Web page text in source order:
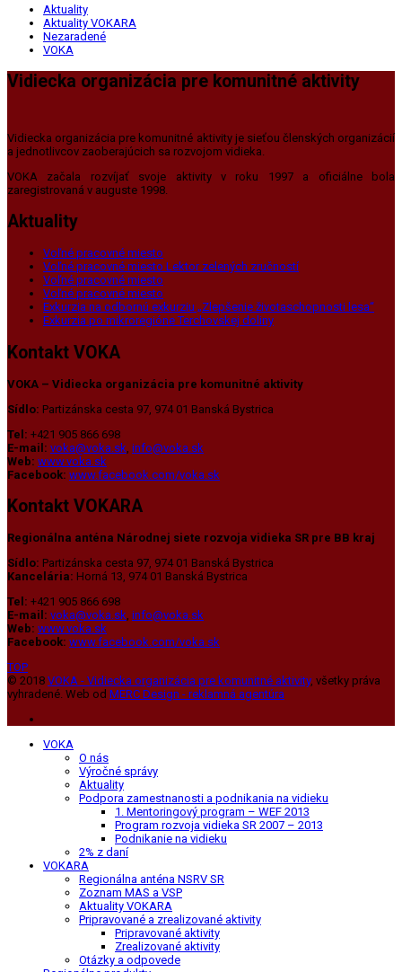
Aktuality
Aktuality VOKARA
Nezaradené
VOKA
Vidiecka organizácia pre komunitné aktivity
Vidiecka organizácia pre komunitné aktivity je sieťou členských organizácií
a jednotlivcov zaoberajúcich sa rozvojom vidieka.
VOKA začala rozvíjať svoje aktivity v roku 1997 a oficiálne bola
zaregistrovaná v auguste 1998.
Aktuality
Voľné pracovné miesto
Voľné pracovné miesto Lektor zelených zručností
Voľné pracovné miesto
Voľné pracovné miesto
Exkurzia na odbornú exkurziu „Zlepšenie životaschopnosti lesa“
Exkurzia po mikroregióne Terchovskej doliny
Kontakt VOKA
VOKA – Vidiecka organizácia pre komunitné aktivity
Sídlo: Partizánska cesta 97, 974 01 Banská Bystrica
Tel: +421 905 866 698
E-mail: voka@voka.sk info@voka.sk
Web: www.voka.sk
Facebook: www.facebook.com/voka.sk
Kontakt VOKARA
Regionálna anténa Národnej siete rozvoja vidieka SR pre BB kraj
Sídlo: Partizánska cesta 97, 974 01 Banská Bystrica
Kancelária: Horná 13, 974 01 Banská Bystrica
Tel: +421 905 866 698
E-mail: voka@voka.sk, info@voka.sk
Web: www.voka.sk
Facebook: www.facebook.com/voka.sk
TOP
© 2018 VOKA - Vidiecka organizácia pre komunitné aktivity, všetky práva
vyhradené. Web od MERC Design - reklamná agentúra
VOKA
O nás
Výročné správy
Aktuality
Podpora zamestnanosti a podnikania na vidieku
1. Mentoringový program – WEF 2013
Program rozvoja vidieka SR 2007 – 2013
Podnikanie na vidieku
2% z daní
VOKARA
Regionálna anténa NSRV SR
Zoznam MAS a VSP
Aktuality VOKARA
Pripravované a zrealizované aktivity
Pripravované aktivity
Zrealizované aktivity
Otázky a odpovede